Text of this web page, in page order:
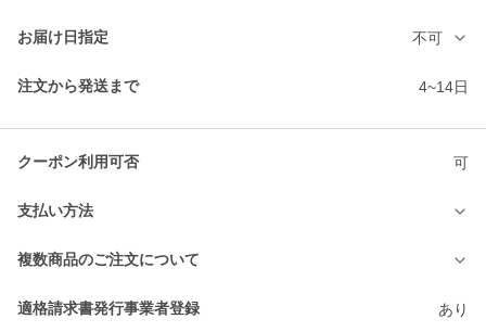
お届け日指定 不可
注文から発送まで 4~14日
クーポン利用可否 可
支払い方法
複数商品のご注文について
適格請求書発行事業者登録 あり